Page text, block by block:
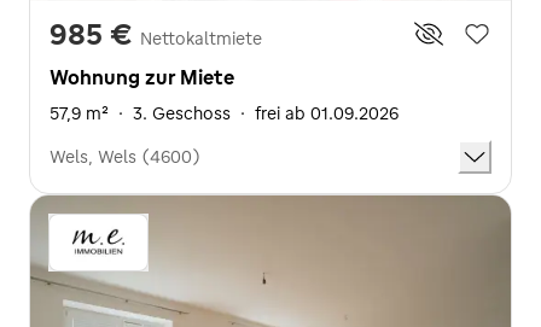
985 € Nettokaltmiete
Wohnung zur Miete
57,9 m² · 3. Geschoss · frei ab 01.09.2026
Wels, Wels (4600)